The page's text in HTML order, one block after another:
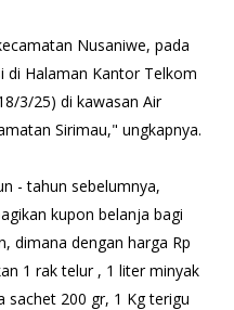
Nusaniwe, pada
di Halaman Kantor Telkom
3/25) di kawasan Air
Sirimau," ungkapnya.
- tahun sebelumnya,
kupon belanja bagi
dimana dengan harga Rp
1 rak telur , 1 liter minyak
sachet 200 gr, 1 Kg terigu